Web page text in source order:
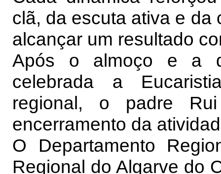
clã, da escuta ativa e da
alcançar um resultado
Após o almoço e a
celebrada a
regional, o padre
encerramento da
O Departamento
Regional do Algarve do